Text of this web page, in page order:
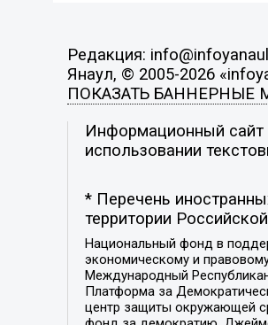
Редакция:
Янаул, © 2005-2026
ПОКАЗАТЬ БАННЕРНЫЕ
Информационный сайт
использовании
* Перечень
территории
Национальный фонд в
экономическому и
Международный
Платформа за
центр защиты окружающей